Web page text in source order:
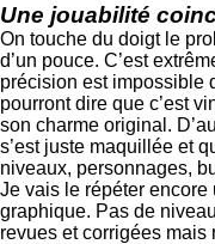
Une jouabilité
On touche du doigt le
d’un pouce. C’est
précision est impossible
pourront dire que c’est
son charme original.
s’est juste maquillée et
niveaux, personnages,
Je vais le répéter encore
graphique. Pas de
revues et corrigées mais